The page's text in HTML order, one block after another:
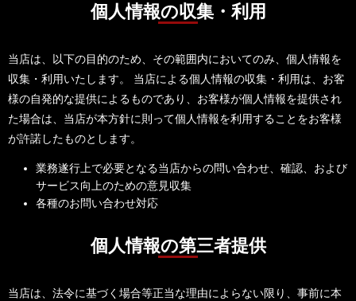
個人情報の収集・利用
当店は、以下の目的のため、その範囲内においてのみ、個人情報を
収集・利用いたします。 当店による個人情報の収集・利用は、お客
様の自発的な提供によるものであり、お客様が個人情報を提供され
た場合は、当店が本方針に則って個人情報を利用することをお客様
が許諾したものとします。
業務遂行上で必要となる当店からの問い合わせ、確認、および
サービス向上のための意見収集
各種のお問い合わせ対応
個人情報の第三者提供
当店は、法令に基づく場合等正当な理由によらない限り、事前に本